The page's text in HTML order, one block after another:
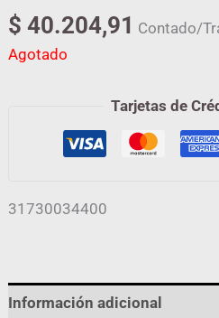
$ 40.204,91 Contado/
Agotado
Tarjetas de
31730034400
Información adicional